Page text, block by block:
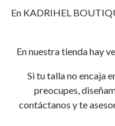
En KADRIHEL
En nuestra tienda hay
Si tu talla no encaja
preocupes,
contáctanos y te